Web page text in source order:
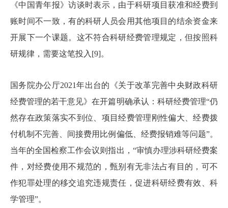
《中国青年报》访谈时表示，由于科研项目获准和经费到
账时间不一致，有的科研人员会用其他项目的结余资金来
开展下一个课题。这不符合科研经费管理规定，但按照科
研规律，需要这笔投入[9]。
国务院办公厅2021年出台的《关于改革完善中央财政科研
经费管理的若干意见》在开篇明确承认：科研经费管理“仍
然存在政策落实不到位、项目经费管理刚性偏大、经费拨
付机制不完善、间接费用比例偏低、经费报销难等问题”。
当年的全国检察工作会议则指出，“审慎办理涉科研经费案
件，对经费使用不规范的，甄别有无非法占有目的，可不
作犯罪处理的移交追究违规责任，促进科研经费有效、科
学管理”。